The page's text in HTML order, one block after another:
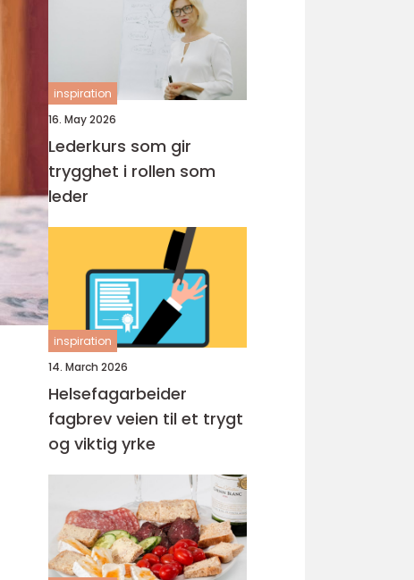
inspiration
16. May 2026
Lederkurs som gir
trygghet i rollen som
leder
inspiration
14. March 2026
Helsefagarbeider
fagbrev veien til et trygt
og viktig yrke